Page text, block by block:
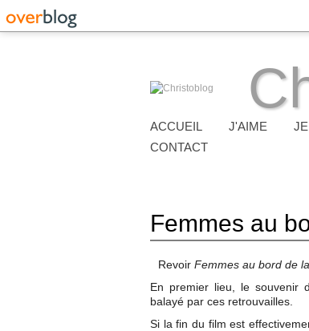
ACCUEIL J'AIME
CONTACT
Femmes au
Revoir Femmes au bord de
En premier lieu, le souvenir
balayé par ces retrouvailles.
Si la fin du film est